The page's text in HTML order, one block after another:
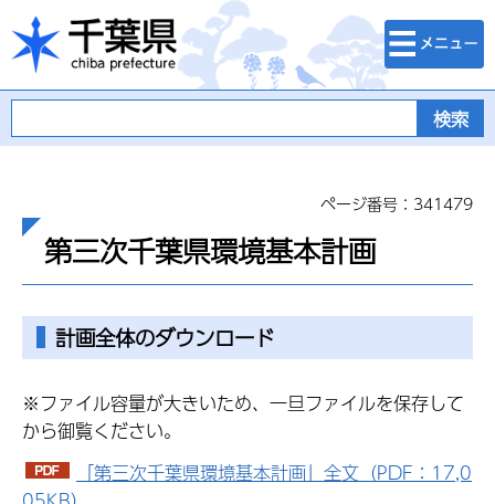
千葉県
検索・メニュ
ー
ページ番号：341479
第三次千葉県環境基本計画
計画全体のダウンロード
※ファイル容量が大きいため、一旦ファイルを保存して
から御覧ください。
「第三次千葉県環境基本計画」全文（PDF：17,0